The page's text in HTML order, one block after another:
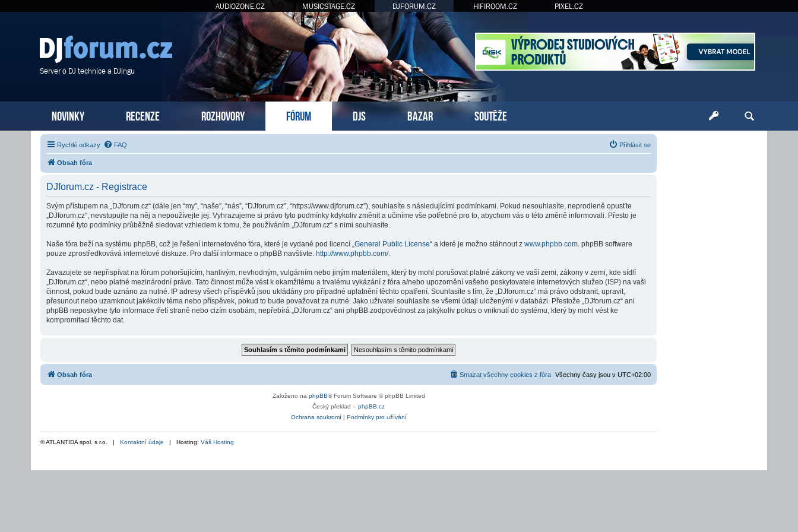
AUDIOZONE.CZ MUSICSTAGE.CZ DJFORUM.CZ HIFIROOM.CZ PIXEL.CZ
Server o DJ technice a DJingu
NOVINKY RECENZE ROZHOVORY FÓRUM DJS BAZAR SOUTĚŽE
Rychlé odkazy FAQ Přihlásit se
Obsah fóra
DJforum.cz - Registrace
Svým přístupem na „DJforum.cz“ (dále jen “my”, “naše”, “nás”, “DJforum.cz”, “https://www.djforum.cz”), souhlasíte s následujícími podmínkami. Pokud nesouhlasíte, neprodleně opusťte
„DJforum.cz“, nevstupujte na něj a nepoužívejte jej. Vyhrazujeme si právo tyto podmínky kdykoliv změnit a učiníme vše potřebné pro to, abychom vás o této změně informovali. Přesto je
rozumné tyto podmínky průběžně sledovat vzhledem k tomu, že používáním „DJforum.cz“ s nimi souhlasíte.
Naše fóra beží na systému phpBB, což je řešení internetového fóra, které je vydané pod licencí „General Public License“ a které je možno stáhnout z www.phpbb.com. phpBB software
pouze zprostředkovává internetové diskuze. Pro další informace o phpBB navštivte: http://www.phpbb.com/.
Zavazujete se nepřispívat na fórum pohoršujícím, hanlivým, nevhodným, vulgárním nebo jiným materiálem, který by mohl porušovat platné zákony ve vaší zemi, zákony v zemi, kde sídlí
„DJforum.cz“, nebo platné mezinárodní právo. Tato činnost může vést k okamžitému a trvalému vykázání z fóra a/nebo upozornění vašeho poskytovatele internetových služeb (ISP) na vaši
činnost, pokud bude uznáno za nutné. IP adresy všech příspěvků jsou ukládány pro případné uplatnění těchto opatření. Souhlasíte s tím, že „DJforum.cz“ má právo odstranit, upravit,
přesunout nebo uzamknout jakékoliv téma nebo příspěvek, pokud to bude považovat za nutné. Jako uživatel souhlasíte se všemi údaji uloženými v databázi. Přestože „DJforum.cz“ ani
phpBB neposkytne tyto informace třetí straně nebo cizím osobám, nepřebírá „DJforum.cz“ ani phpBB zodpovědnost za jakýkoliv pokus o vniknutí do systému, který by mohl vést ke
kompromitaci těchto dat.
Obsah fóra Všechny časy jsou v UTC+02:00
Smazat všechny cookies z fóra
Založeno na phpBB® Forum Software © phpBB Limited
Český překlad – phpBB.cz
Ochrana soukromí| Podmínky pro užívání
© ATLANTIDA spol. s r.o. | Kontaktní údaje | Hosting: Váš Hosting